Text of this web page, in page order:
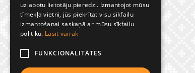
uzlabotu lietotāju pieredzi. Izmantojot mūsu
tīmekļa vietni, jūs piekrītat visu sīkfailu
izmantošanai saskaņā ar mūsu sīkfailu
politiku. Lasīt vairāk
FUNKCIONALITĀTES